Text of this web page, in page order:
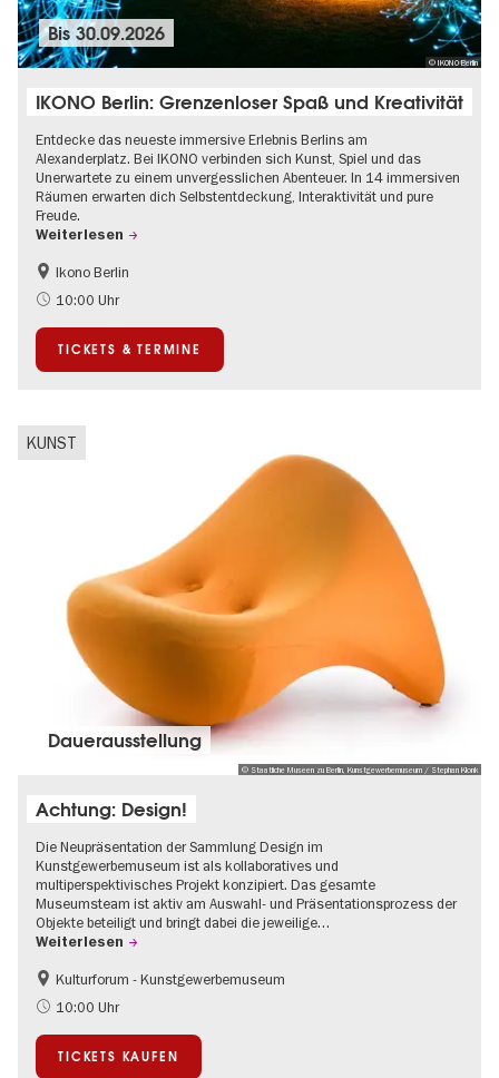
© IKONO Berlin
Bis30.09.2026
IKONO Berlin: Grenzenloser Spaß und Kreativität
Entdecke das neueste immersive Erlebnis Berlins am
Alexanderplatz. Bei IKONO verbinden sich Kunst, Spiel und das
Unerwartete zu einem unvergesslichen Abenteuer. In 14 immersiven
Räumen erwarten dich Selbstentdeckung, Interaktivität und pure
Freude.
Weiterlesen
Kinder
Kultursommer
Ikono Berlin
10:00 Uhr
TICKETS & TERMINE
KUNST
© Staatliche Museen zu Berlin, Kunstgewerbemuseum / Stephan Klonk
Dauer­aus­stel­lung
Achtung: Design!
Die Neupräsentation der Sammlung Design im
Kunstgewerbemuseum ist als kollaboratives und
multiperspektivisches Projekt konzipiert. Das gesamte
Museumsteam ist aktiv am Auswahl- und Präsentationsprozess der
Objekte beteiligt und bringt dabei die jeweilige…
Weiterlesen
Mode und Design
Kulturforum - Kunstgewerbemuseum
10:00 Uhr
TICKETS KAUFEN